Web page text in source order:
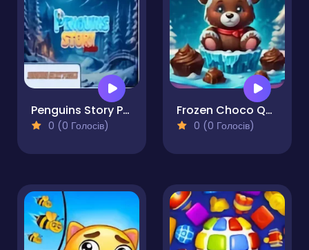
Penguins Story Puzzle
0 (0 Голосів)
Frozen Choco Quest
0 (0 Голосів)